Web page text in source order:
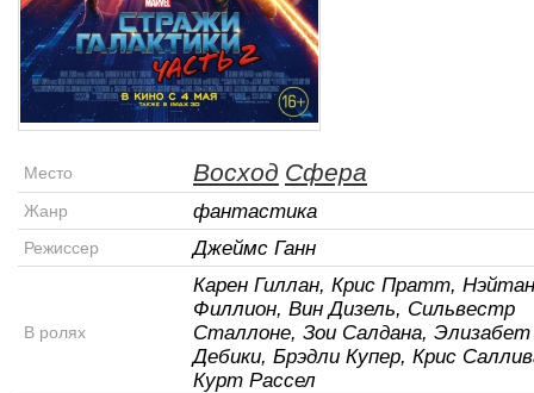
Место Восход Сфера
Жанр фантастика
Режиссер Джеймс Ганн
В ролях
Карен Гиллан, Крис Пратт, Нэйтан
Филлион, Вин Дизель, Сильвестр
Сталлоне, Зои Салдана, Элизабет
Дебики, Брэдли Купер, Крис
Курт Рассел